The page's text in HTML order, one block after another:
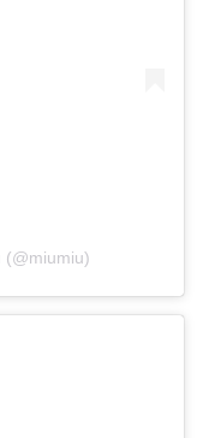
(@miumiu)